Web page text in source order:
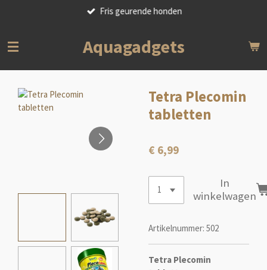
de
Fris geurende honden
Aquagadgets
Tetra Plecomin
tabletten
€ 6,99
In
winkelwagen
Artikelnummer: 502
Tetra Plecomin